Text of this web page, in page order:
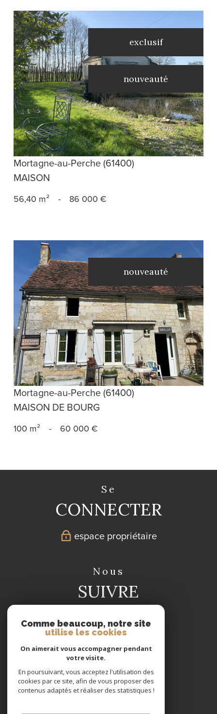
exclusif
nouveauté
Mortagne-au-Perche (61400)
MAISON
56,40 m² - 86 000 €
nouveauté
voir le bien
Mortagne-au-Perche (61400)
MAISON DE BOURG
100 m² - 60 000 €
se
CONNECTER
espace propriétaire
nous
SUIVRE
nous
ADHÉRONS
Comme beaucoup, notre site
utilise les cookies
On aimerait vous accompagner pendant
votre visite.
En poursuivant, vous acceptez l'utilisation des
cookies par ce site, afin de vous proposer des
contenus adaptés et réaliser des statistiques !